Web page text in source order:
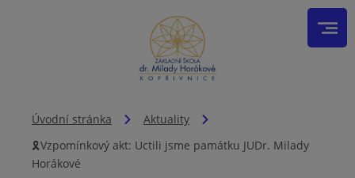
Úvodní stránka
Aktuality
🎗️Vzpomínkový akt: Uctili jsme památku JUDr. Milady
Horákové